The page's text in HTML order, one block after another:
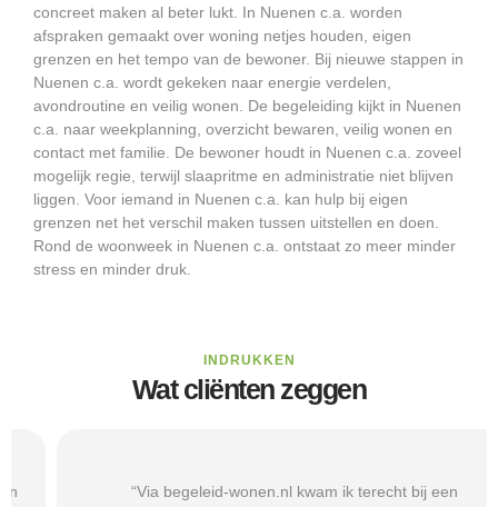
concreet maken al beter lukt. In Nuenen c.a. worden
afspraken gemaakt over woning netjes houden, eigen
grenzen en het tempo van de bewoner. Bij nieuwe stappen in
Nuenen c.a. wordt gekeken naar energie verdelen,
avondroutine en veilig wonen. De begeleiding kijkt in Nuenen
c.a. naar weekplanning, overzicht bewaren, veilig wonen en
contact met familie. De bewoner houdt in Nuenen c.a. zoveel
mogelijk regie, terwijl slaapritme en administratie niet blijven
liggen. Voor iemand in Nuenen c.a. kan hulp bij eigen
grenzen net het verschil maken tussen uitstellen en doen.
Rond de woonweek in Nuenen c.a. ontstaat zo meer minder
stress en minder druk.
INDRUKKEN
Wat cliënten zeggen
“Via begeleid-wonen.nl kwam ik terecht bij een